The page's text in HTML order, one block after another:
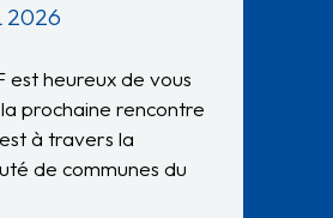
2026
est heureux de vous
prochaine rencontre
à travers la
de communes du